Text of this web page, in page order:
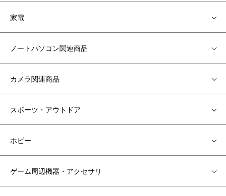
家電
ノートパソコン関連商品
カメラ関連商品
スポーツ・アウトドア
ホビー
ゲーム周辺機器・アクセサリ